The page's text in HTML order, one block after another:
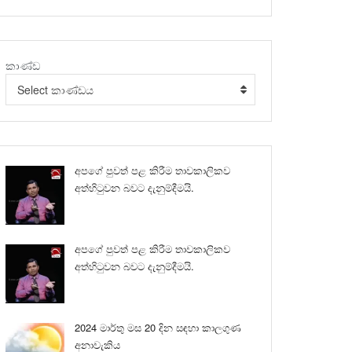
කාණ්ඩ
Select කාණ්ඩය
අපගේ පුවත් පළ කිරීම තාවකාලිකව
අත්හිටුවන බවට දැනුම්දීමයි.
අපගේ පුවත් පළ කිරීම තාවකාලිකව
අත්හිටුවන බවට දැනුම්දීමයි.
2024 මාර්තු මස 20 දින සඳහා කාලගුණ
අනාවැකිය